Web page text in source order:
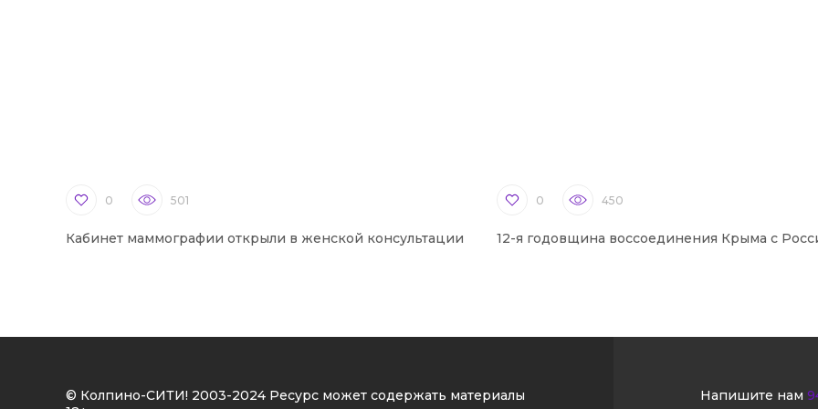
0 501
Кабинет маммографии открыли в женской консультации
0 450
12-я годовщина воссоединения Крыма с
© Колпино-СИТИ! 2003-2024 Ресурс может содержать материалы
Напишите нам